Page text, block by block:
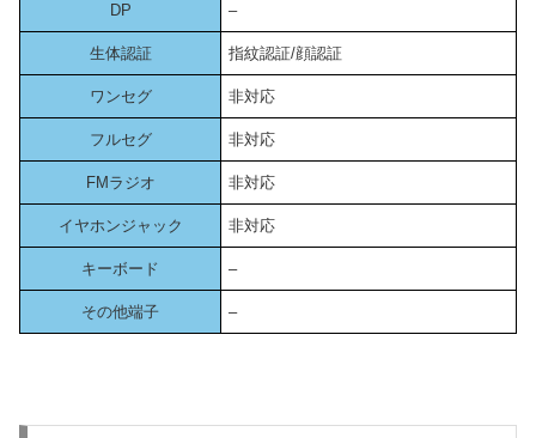
DP –
生体認証 指紋認証/顔認証
ワンセグ 非対応
フルセグ 非対応
FMラジオ 非対応
イヤホンジャック 非対応
キーボード –
その他端子 –